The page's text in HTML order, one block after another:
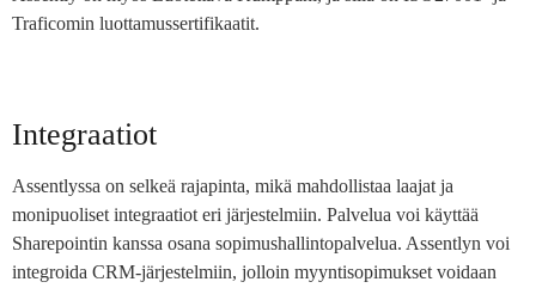
Traficomin luottamussertifikaatit.
Integraatiot
Assentlyssa on selkeä rajapinta, mikä mahdollistaa laajat ja
monipuoliset integraatiot eri järjestelmiin. Palvelua voi käyttää
Sharepointin kanssa osana sopimushallintopalvelua. Assentlyn voi
integroida CRM-järjestelmiin, jolloin myyntisopimukset voidaan